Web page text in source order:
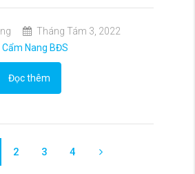
Tháng Tám 3, 2022
Cẩm Nang BĐS
Đọc thêm
2 3 4